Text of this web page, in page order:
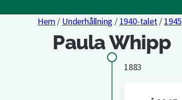
Hem / Underhållning / 1940-talet/ 1945
Paula Whipp
1883